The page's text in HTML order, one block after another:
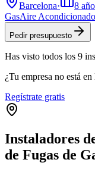
Barcelona· 8
GasAire Acondicionado
Pedir presupuesto
Has visto todos los 9
¿Tu empresa no está en
Regístrate gratis
Instaladores
de Fugas de